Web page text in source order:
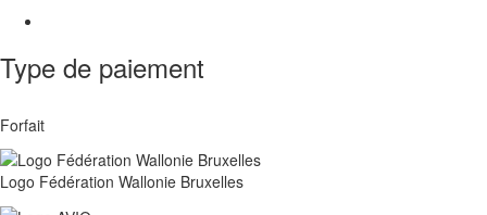
Type de paiement
Forfait
Logo Fédération Wallonie Bruxelles